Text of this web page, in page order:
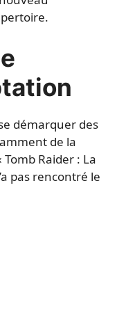
démarquer des
de la
Raider : La
pas rencontré le